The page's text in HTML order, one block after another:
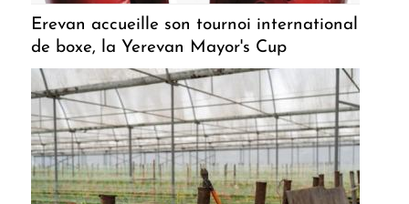
Erevan accueille son tournoi international
de boxe, la Yerevan Mayor's Cup